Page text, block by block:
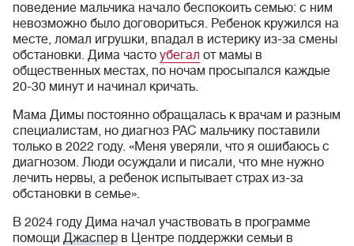
поведение мальчика начало беспокоить семью: с ним
невозможно было договориться. Ребенок кружился на
месте, ломал игрушки, впадал в истерику из-за смены
обстановки. Дима часто убегал от мамы в
общественных местах, по ночам просыпался каждые
20-30 минут и начинал кричать.
Мама Димы постоянно обращалась к врачам и разным
специалистам, но диагноз РАС мальчику поставили
только в 2022 году. «Меня уверяли, что я ошибаюсь с
диагнозом. Люди осуждали и писали, что мне нужно
лечить нервы, а ребенок испытывает страх из-за
обстановки в семье».
В 2024 году Дима начал участвовать в программе
помощи Джаспер в Центре поддержки семьи в